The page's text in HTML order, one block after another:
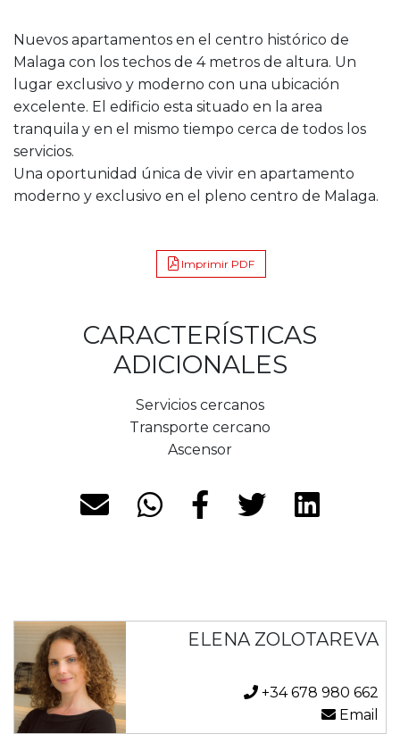
Nuevos apartamentos en el centro histórico de
Malaga con los techos de 4 metros de altura. Un
lugar exclusivo y moderno con una ubicación
excelente. El edificio esta situado en la area
tranquila y en el mismo tiempo cerca de todos los
servicios.
Una oportunidad única de vivir en apartamento
moderno y exclusivo en el pleno centro de Malaga.
Imprimir PDF
CARACTERÍSTICAS
ADICIONALES
Servicios cercanos
Transporte cercano
Ascensor
ELENA ZOLOTAREVA
+34 678 980 662
Email